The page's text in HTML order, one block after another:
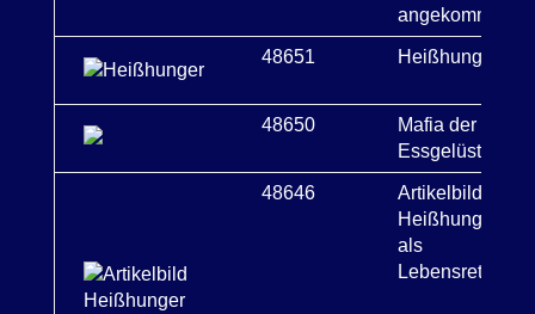
angekommen
48651 Heißhunger
48650
Mafia der
Essgelüste
48646
Artikelbild
Heißhunger
als
Lebensretter